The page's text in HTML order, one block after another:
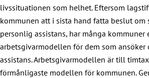
livssituationen som helhet. Eftersom
kommunen att i sista hand fatta beslut om
personlig assistans, har många kommuner
arbetsgivarmodellen för dem som ansöker
assistans. Arbetsgivarmodellen är till
förmånligaste modellen för kommunen.